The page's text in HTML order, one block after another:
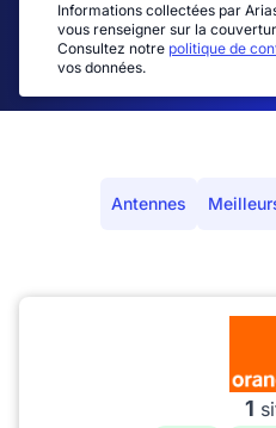
Informations collectées par
vous renseigner sur la
Consultez notre politique de
vos données.
Antennes
1